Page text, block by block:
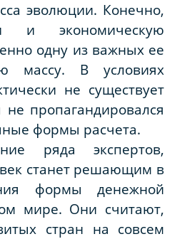
эволюции. Конечно,
экономическую
одну из важных ее
массу. В условиях
не существует
пропагандировался
формы расчета.
ряда экспертов,
станет решающим в
формы денежной
мире. Они считают,
стран на совсем